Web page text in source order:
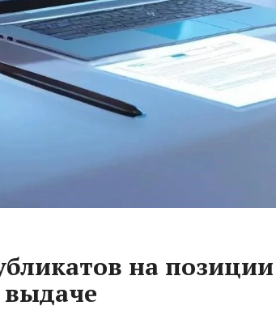
на позиции